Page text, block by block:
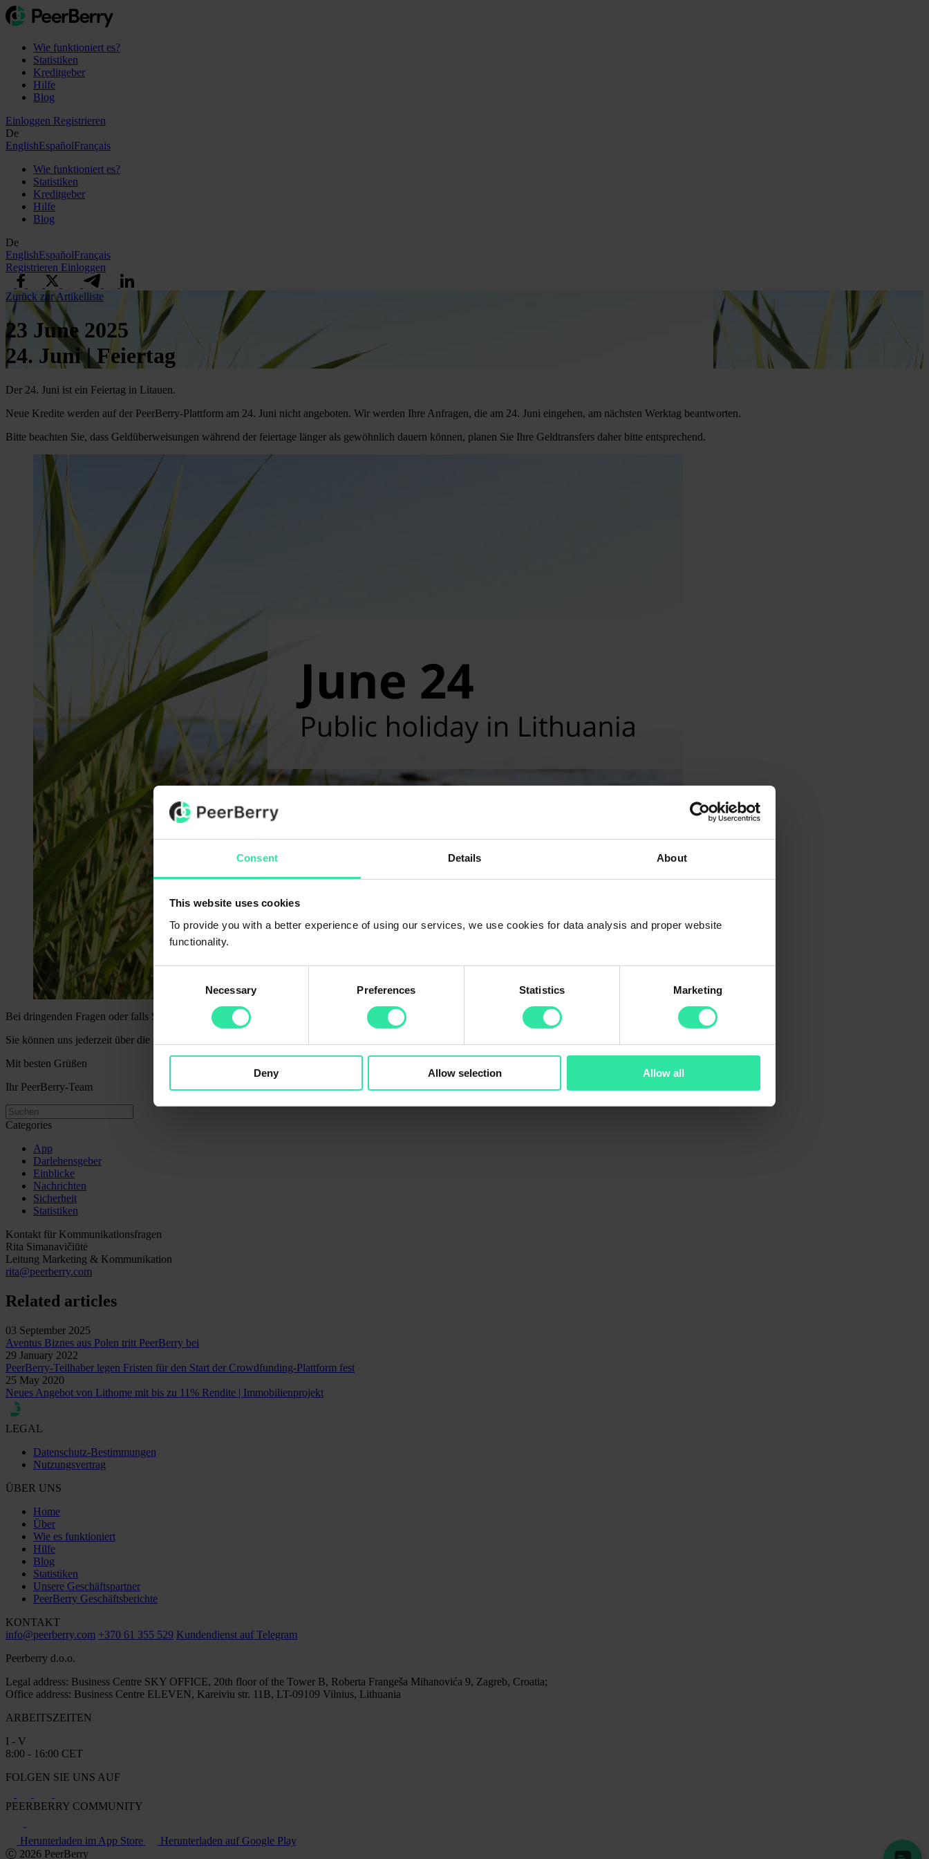
Consent Details About
This website uses cookies
To provide you with a better experience of using our services, we use cookies for data analysis and proper website
functionality.
Necessary Preferences Statistics Marketing
Deny Allow selection Allow all
Wie funktioniert es?
Statistiken
Kreditgeber
Hilfe
Blog
Einloggen Registrieren
De
EnglishEspañolFrançais
Wie funktioniert es?
Statistiken
Kreditgeber
Hilfe
Blog
De
EnglishEspañolFrançais
Registrieren Einloggen
Zurück zur Artikelliste
23 June 2025
24. Juni | Feiertag
Der 24. Juni ist ein Feiertag in Litauen.
Neue Kredite werden auf der PeerBerry-Plattform am 24. Juni nicht angeboten. Wir werden Ihre Anfragen, die am 24. Juni eingehen, am nächsten Werktag beantworten.
Bitte beachten Sie, dass Geldüberweisungen während der feiertage länger als gewöhnlich dauern können, planen Sie Ihre Geldtransfers daher bitte entsprechend.
Bei dringenden Fragen oder falls Sie unsere Unterstützung benötigen, wenden Sie sich bitte heute an unseren Kundendienst.
Sie können uns jederzeit über die Community-Chats auf
Mit besten Grüßen
Ihr PeerBerry-Team
Categories
App
Darlehensgeber
Einblicke
Nachrichten
Sicherheit
Statistiken
Kontakt für Kommunikationsfragen
Rita Simanavičiūtė
Leitung Marketing & Kommunikation
rita@peerberry.com
Related articles
03 September 2025
Aventus Biznes aus Polen tritt PeerBerry bei
29 January 2022
PeerBerry-Teilhaber legen Fristen für den Start der Crowdfunding-Plattform fest
25 May 2020
Neues Angebot von Lithome mit bis zu 11% Rendite | Immobilienprojekt
LEGAL
Datenschutz-Bestimmungen
Nutzungsvertrag
ÜBER UNS
Home
Über
Wie es funktioniert
Hilfe
Blog
Statistiken
Unsere Geschäftspartner
PeerBerry Geschäftsberichte
KONTAKT
info@peerberry.com +370 61 355 529 Kundendienst auf Telegram
Peerberry d.o.o.
Legal address: Business Centre SKY OFFICE, 20th floor of the Tower B, Roberta Frangeša Mihanovića 9, Zagreb, Croatia;
Office address: Business Centre ELEVEN, Kareiviu str. 11B, LT-09109 Vilnius, Lithuania
ARBEITSZEITEN
I - V
8:00 - 16:00 CET
FOLGEN SIE UNS AUF
PEERBERRY COMMUNITY
Herunterladen im App Store
Herunterladen auf Google Play
Ⓒ 2026 PeerBerry